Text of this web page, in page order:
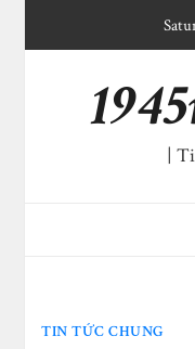
|
TIN TỨC CHUNG